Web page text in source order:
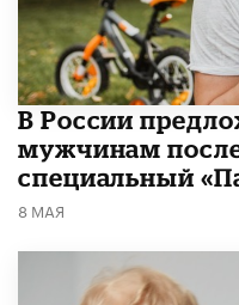
В России
мужчинам
специальный
8 МАЯ